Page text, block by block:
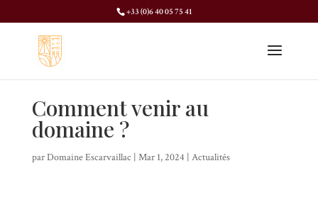
+33 (0)6 40 05 75 41
Comment venir au
domaine ?
parDomaine Escarvaillac | Mar 1, 2024 | Actualités